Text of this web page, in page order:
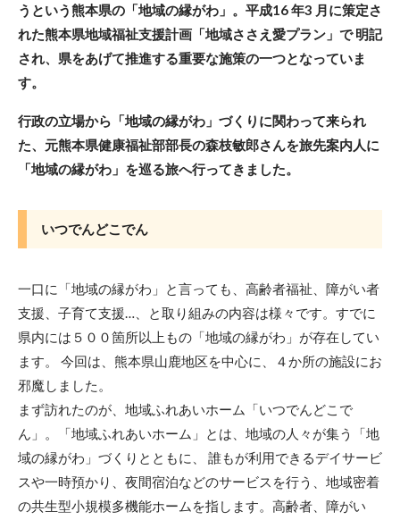
うという熊本県の「地域の縁がわ」。平成16 年3 月に策定さ
れた熊本県地域福祉支援計画「地域ささえ愛プラン」で 明記
され、県をあげて推進する重要な施策の一つとなっていま
す。
行政の立場から「地域の縁がわ」づくりに関わって来られ
た、元熊本県健康福祉部部長の森枝敏郎さんを旅先案内人に
「地域の縁がわ」を巡る旅へ行ってきました。
いつでんどこでん
一口に「地域の縁がわ」と言っても、高齢者福祉、障がい者
支援、子育て支援…、と取り組みの内容は様々です。すでに
県内には５００箇所以上もの「地域の縁がわ」が存在してい
ます。 今回は、熊本県山鹿地区を中心に、４か所の施設にお
邪魔しました。
まず訪れたのが、地域ふれあいホーム「いつでんどこで
ん」。「地域ふれあいホーム」とは、地域の人々が集う「地
域の縁がわ」づくりとともに、 誰もが利用できるデイサービ
スや一時預かり、夜間宿泊などのサービスを行う、地域密着
の共生型小規模多機能ホームを指します。高齢者、障がい